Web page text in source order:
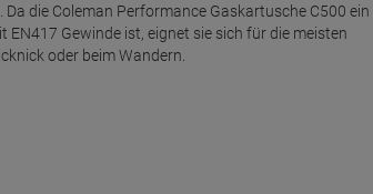
die Coleman Performance Gaskartusche C500 ein
Gewinde ist, eignet sie sich für die meisten
oder beim Wandern.